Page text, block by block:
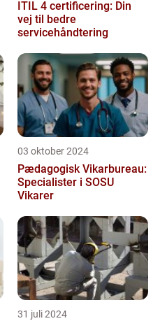
ITIL 4 certificering: Din
vej til bedre
servicehåndtering
03 oktober 2024
Pædagogisk Vikarbureau:
Specialister i SOSU
Vikarer
31 juli 2024